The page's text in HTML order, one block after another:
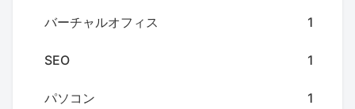
バーチャルオフィス 1
SEO 1
パソコン 1